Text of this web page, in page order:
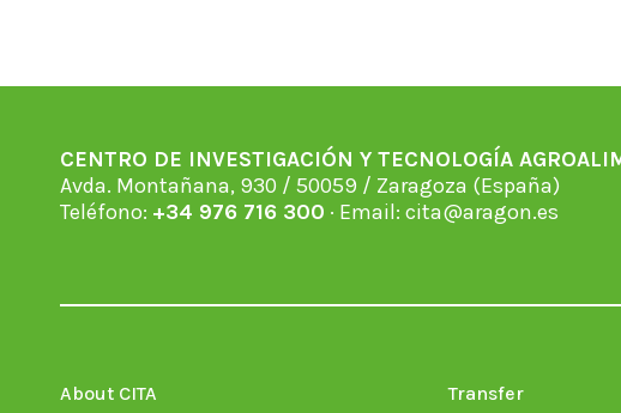
CENTRO DE INVESTIGACIÓN Y TECNOLOGÍA
Avda. Montañana, 930 / 50059 / Zaragoza (España)
Teléfono: +34 976 716 300 · Email: cita@aragon.es
About CITA Transfer